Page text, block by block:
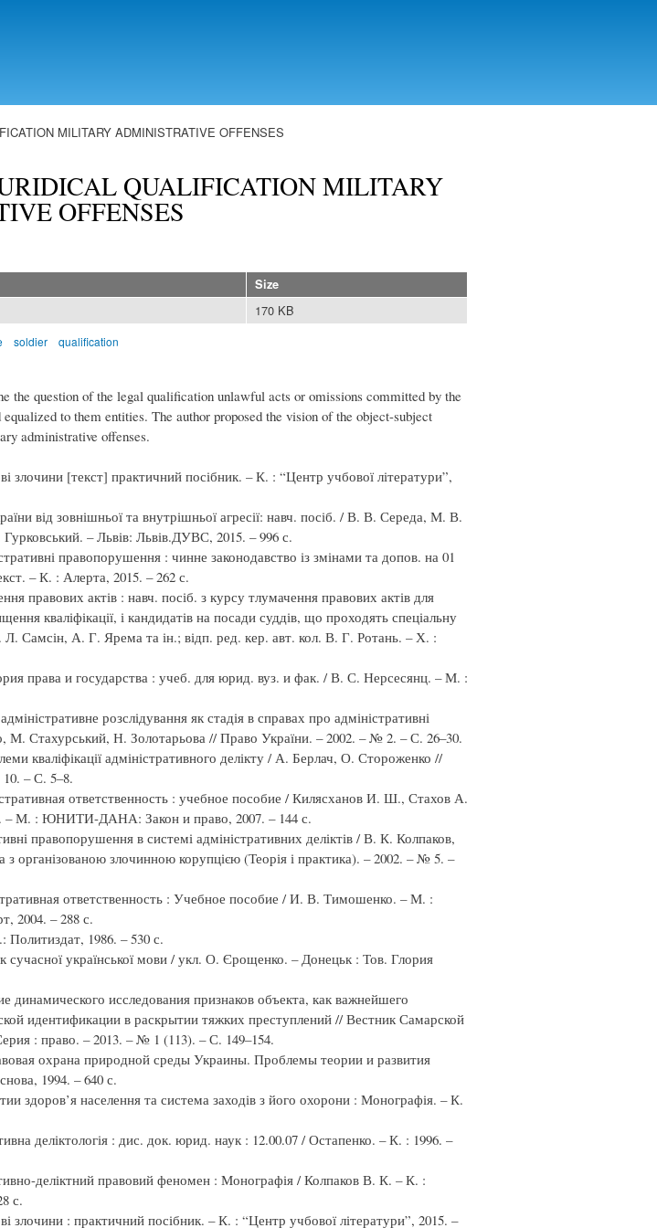
MILITARY ADMINISTRATIVE OFFENSES
QUALIFICATION MILITARY
OFFENSES
Size
170 KB
soldier qualification
the question of the legal qualification unlawful acts or omissions committed by the
to them entities. The author proposed the vision of the object-subject
administrative offenses.
злочини [текст] практичний посібник. – К. : “Центр учбової літератури”,
від зовнішньої та внутрішньої агресії: навч. посіб. / В. В. Середа, М. В.
– Львів: Львів.ДУВС, 2015. – 996 с.
правопорушення : чинне законодавство із змінами та допов. на 01
– К. : Алерта, 2015. – 262 с.
правових актів : навч. посіб. з курсу тлумачення правових актів для
кваліфікації, і кандидатів на посади суддів, що проходять спеціальну
Л. Самсін, А. Г. Ярема та ін.; відп. ред. кер. авт. кол. В. Г. Ротань. – Х. :
права и государства : учеб. для юрид. вуз. и фак. / В. С. Нерсесянц. – М. :
розслідування як стадія в справах про адміністративні
М. Стахурський, Н. Золотарьова // Право України. – 2002. – № 2. – С. 26–30.
кваліфікації адміністративного делікту / А. Берлач, О. Стороженко //
– С. 5–8.
ответственность : учебное пособие / Килясханов И. Ш., Стахов А.
– М. : ЮНИТИ-ДАНА: Закон и право, 2007. – 144 с.
правопорушення в системі адміністративних деліктів / В. К. Колпаков,
організованою злочинною корупцією (Теорія і практика). – 2002. – № 5. –
ответственность : Учебное пособие / И. В. Тимошенко. – М. :
2004. – 288 с.
1986. – 530 с.
сучасної української мови / укл. О. Єрощенко. – Донецьк : Тов. Глория
динамического исследования признаков объекта, как важнейшего
идентификации в раскрытии тяжких преступлений // Вестник Самарской
: право. – 2013. – № 1 (113). – С. 149–154.
охрана природной среды Украины. Проблемы теории и развития
1994. – 640 с.
здоров’я населення та система заходів з його охорони : Монографія. – К.
деліктологія : дис. док. юрид. наук : 12.00.07 / Остапенко. – К. : 1996. –
деліктний правовий феномен : Монографія / Колпаков В. К. – К. :
с.
злочини : практичний посібник. – К. : “Центр учбової літератури”, 2015. –